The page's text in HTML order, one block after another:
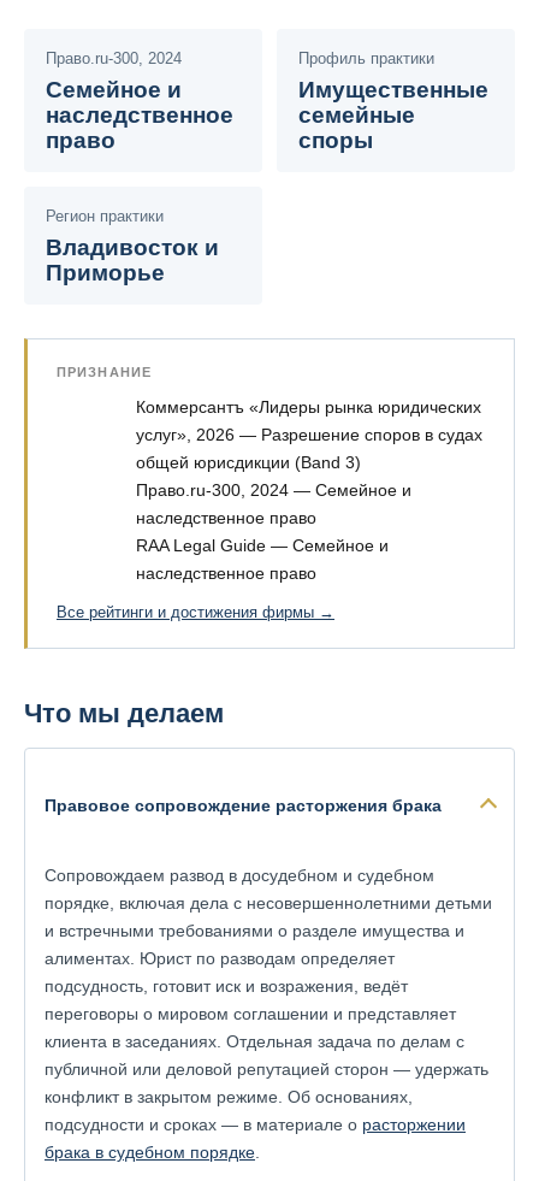
Право.ru-300, 2024
Семейное и
наследственное
право
Профиль практики
Имущественные
семейные
споры
Регион практики
Владивосток и
Приморье
ПРИЗНАНИЕ
Коммерсантъ «Лидеры рынка юридических
услуг», 2026 — Разрешение споров в судах
общей юрисдикции (Band 3)
Право.ru-300, 2024 — Семейное и
наследственное право
RAA Legal Guide — Семейное и
наследственное право
Все рейтинги и достижения фирмы →
Что мы делаем
Правовое сопровождение расторжения брака
Сопровождаем развод в досудебном и судебном
порядке, включая дела с несовершеннолетними детьми
и встречными требованиями о разделе имущества и
алиментах. Юрист по разводам определяет
подсудность, готовит иск и возражения, ведёт
переговоры о мировом соглашении и представляет
клиента в заседаниях. Отдельная задача по делам с
публичной или деловой репутацией сторон — удержать
конфликт в закрытом режиме. Об основаниях,
подсудности и сроках — в материале о расторжении
брака в судебном порядке